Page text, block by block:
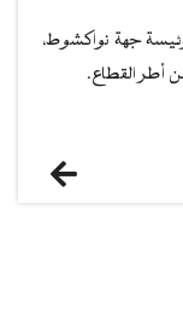
جهة نواكشوط،
أطر القطاع.
السابق